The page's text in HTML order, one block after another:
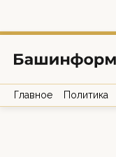
Главное Политика